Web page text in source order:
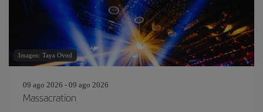
Imagen: Taya Ovod
09 ago 2026 - 09 ago 2026
Massacration